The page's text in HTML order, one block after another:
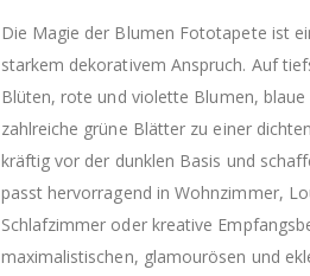
Die Magie der Blumen Fototapete ist
starkem dekorativem Anspruch. Auf
Blüten, rote und violette Blumen,
zahlreiche grüne Blätter zu einer
kräftig vor der dunklen Basis und
passt hervorragend in Wohnzimmer,
Schlafzimmer oder kreative
maximalistischen, glamourösen und